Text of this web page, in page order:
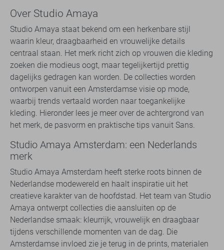
Over Studio Amaya
Studio Amaya staat bekend om een herkenbare stijl
waarin kleur, draagbaarheid en vrouwelijke details
centraal staan. Het merk richt zich op vrouwen die kleding
zoeken die modieus oogt, maar tegelijkertijd prettig
dagelijks gedragen kan worden. De collecties worden
ontworpen vanuit een Amsterdamse visie op mode,
waarbij trends vertaald worden naar toegankelijke
kleding. Hieronder lees je meer over de achtergrond van
het merk, de pasvorm en praktische tips vanuit Sans.
Studio Amaya Amsterdam: een Nederlands
merk
Studio Amaya Amsterdam heeft sterke roots binnen de
Nederlandse modewereld en haalt inspiratie uit het
creatieve karakter van de hoofdstad. Het team van Studio
Amaya ontwerpt collecties die aansluiten op de
Nederlandse smaak: kleurrijk, vrouwelijk en draagbaar
tijdens verschillende momenten van de dag. Die
Amsterdamse invloed zie je terug in de prints, materialen